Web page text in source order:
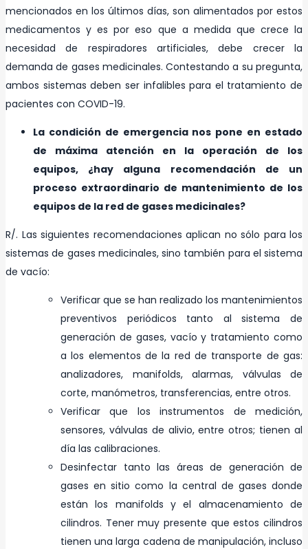
mencionados en los últimos días, son alimentados por estos
medicamentos y es por eso que a medida que crece la
necesidad de respiradores artificiales, debe crecer la
demanda de gases medicinales. Contestando a su pregunta,
ambos sistemas deben ser infalibles para el tratamiento de
pacientes con COVID-19.
La condición de emergencia nos pone en estado
de máxima atención en la operación de los
equipos, ¿hay alguna recomendación de un
proceso extraordinario de mantenimiento de los
equipos de la red de gases medicinales?
R/. Las siguientes recomendaciones aplican no sólo para los
sistemas de gases medicinales, sino también para el sistema
de vacío:
Verificar que se han realizado los mantenimientos
preventivos periódicos tanto al sistema de
generación de gases, vacío y tratamiento como
a los elementos de la red de transporte de gas:
analizadores, manifolds, alarmas, válvulas de
corte, manómetros, transferencias, entre otros.
Verificar que los instrumentos de medición,
sensores, válvulas de alivio, entre otros; tienen al
día las calibraciones.
Desinfectar tanto las áreas de generación de
gases en sitio como la central de gases donde
están los manifolds y el almacenamiento de
cilindros. Tener muy presente que estos cilindros
tienen una larga cadena de manipulación, incluso